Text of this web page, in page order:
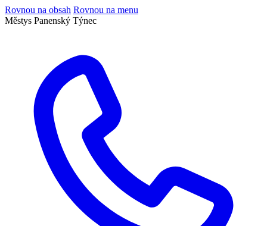
Rovnou na obsah Rovnou na menu
Městys Panenský Týnec